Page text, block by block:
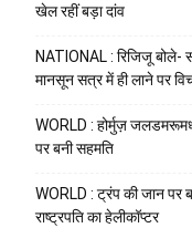
खेल रहीं बड़ा दांव
NATIONAL : रिजिजू बोले-
मानसून सत्र में ही लाने पर
WORLD : होर्मुज़
पर बनी सहमति
WORLD : ट्रंप की जान
राष्ट्रपति का हेलीकॉप्टर